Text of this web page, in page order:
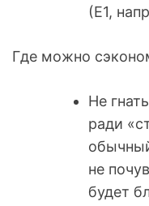
(Е1,
Где можно
Не
ради
не
будет